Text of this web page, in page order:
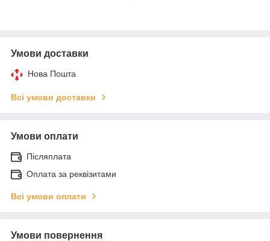
Умови доставки
Нова Пошта
Всі умови доставки
Умови оплати
Післяплата
Оплата за реквізитами
Всі умови оплати
Умови повернення